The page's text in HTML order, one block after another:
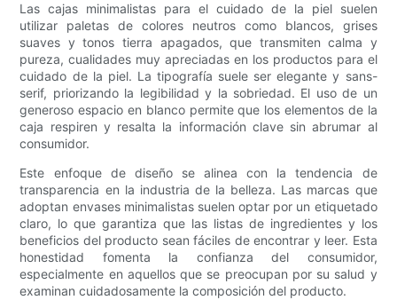
Las cajas minimalistas para el cuidado de la piel suelen
utilizar paletas de colores neutros como blancos, grises
suaves y tonos tierra apagados, que transmiten calma y
pureza, cualidades muy apreciadas en los productos para el
cuidado de la piel. La tipografía suele ser elegante y sans-
serif, priorizando la legibilidad y la sobriedad. El uso de un
generoso espacio en blanco permite que los elementos de la
caja respiren y resalta la información clave sin abrumar al
consumidor.
Este enfoque de diseño se alinea con la tendencia de
transparencia en la industria de la belleza. Las marcas que
adoptan envases minimalistas suelen optar por un etiquetado
claro, lo que garantiza que las listas de ingredientes y los
beneficios del producto sean fáciles de encontrar y leer. Esta
honestidad fomenta la confianza del consumidor,
especialmente en aquellos que se preocupan por su salud y
examinan cuidadosamente la composición del producto.